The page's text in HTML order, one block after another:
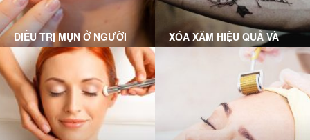
chóng
ĐIỀU TRỊ MỤN Ở NGƯỜI
LỚN
XÓA XĂM HIỆU QUẢ VÀ
KHÔNG ĐỂ LẠI SẸO CÙNG
GRACE SKINCARE CLINIC